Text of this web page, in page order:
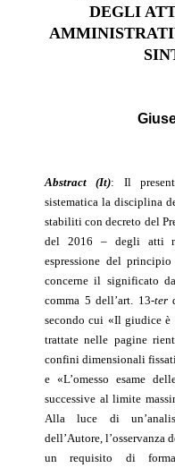
DEGLI
G
Abstract (It): Il
sistematica la disciplina
stabiliti con decreto del
del 2016 – degli atti
espressione del
concerne il significato
comma 5 dell’art. 13-ter
secondo cui «Il giudice è
trattate nelle pagine
confini dimensionali
e «L’omesso esame
successive al limite
Alla luce di
dell’Autore,
un requisito di